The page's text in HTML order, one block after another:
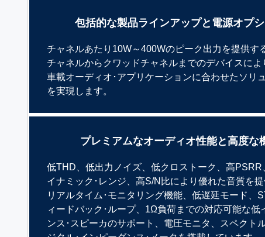
包括的な製品ラインアップと電源オプ
チャネルあたり10W～400Wのピーク出力を提供す
チャネルからクワッドチャネルまでのデバイスによ
車載オーディオ･アプリケーションに合わせたソリ
を実現します。
プレミアムなオーディオ性能と高度な
低THD、低出力ノイズ、低クロストーク、高PSRR
イナミック･レンジ、高S/N比により優れた音質を提
リアルタイム･モニタリング機能、低遅延モード、
ィードバック･ループ、1Ω負荷までの対応可能な低
ンス･スピーカのサポート、電圧モニタ、スペクト